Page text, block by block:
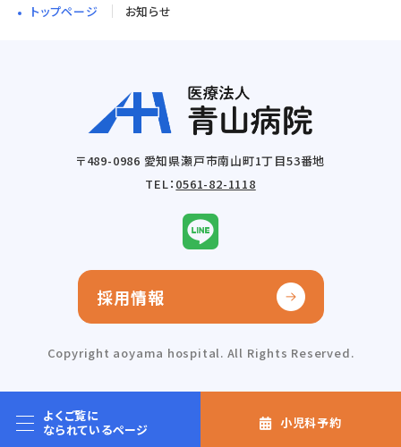
トップページ お知らせ
よくご覧に
なられているページ
小児科予約
〒489-0986 愛知県瀬戸市南山町1丁目53番地
TEL： 0561-82-1118
採用情報
Copyright aoyama hospital. All Rights Reserved.